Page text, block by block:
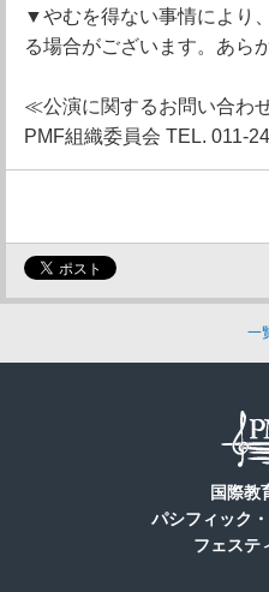
▼やむを得ない事情により
る場合がございます。あら
≪公演に関するお問い合わ
PMF組織委員会 TEL. 011-
一
国際教
パシフィック
フェステ